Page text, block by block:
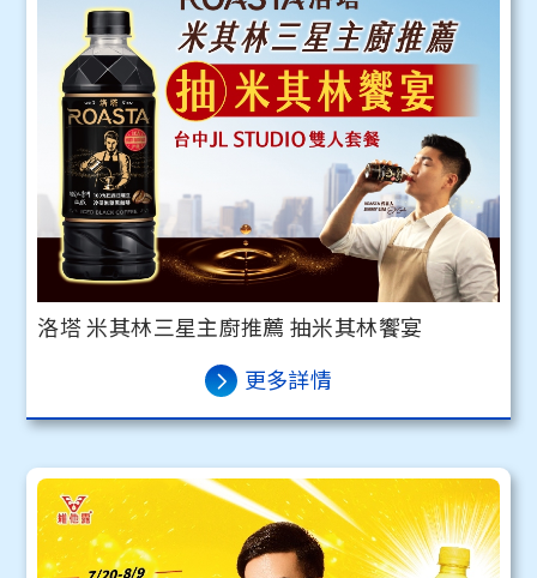
洛塔 米其林三星主廚推薦 抽米其林饗宴
更多詳情